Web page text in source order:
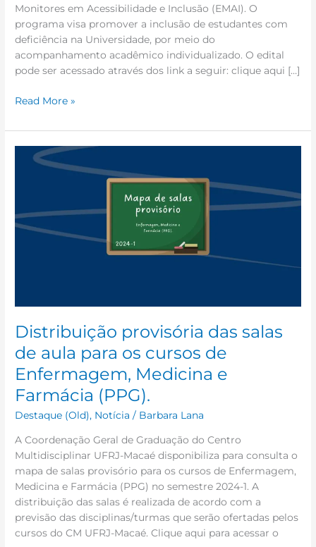
Monitores em Acessibilidade e Inclusão (EMAI). O
programa visa promover a inclusão de estudantes com
deficiência na Universidade, por meio do
acompanhamento acadêmico individualizado. O edital
pode ser acessado através dos link a seguir: clique aqui […]
Read More »
Distribuição provisória das salas
de aula para os cursos de
Enfermagem, Medicina e
Farmácia (PPG).
Destaque (Old), Notícia / Barbara Lana
A Coordenação Geral de Graduação do Centro
Multidisciplinar UFRJ-Macaé disponibiliza para consulta o
mapa de salas provisório para os cursos de Enfermagem,
Medicina e Farmácia (PPG) no semestre 2024-1. A
distribuição das salas é realizada de acordo com a
previsão das disciplinas/turmas que serão ofertadas pelos
cursos do CM UFRJ-Macaé. Clique aqui para acessar o
Distribuição
provisória
de
aula
Enfermagem,
Medicina
e
Farmácia
(PPG).